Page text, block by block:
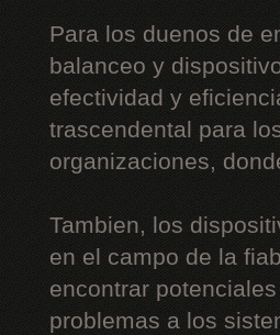
Para los duenos de
balanceo y
efectividad y
trascendental para
organizaciones,
Tambien, los
en el campo de la
encontrar
problemas a los